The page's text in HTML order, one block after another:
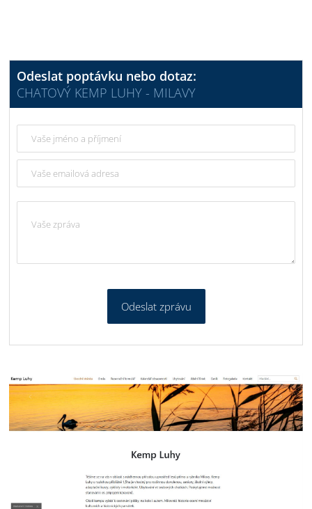
Odeslat poptávku nebo dotaz:
CHATOVÝ KEMP LUHY - MILAVY
Odeslat zprávu